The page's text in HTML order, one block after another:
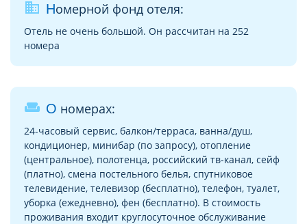
business Номерной фонд отеля:
Отель не очень большой. Он рассчитан на 252
номера
weekend О номерах:
24-часовый сервис, балкон/терраса, ванна/душ,
кондиционер, минибар (по запросу), отопление
(центральное), полотенца, российский тв-канал, сейф
(платно), смена постельного белья, спутниковое
телевидение, телевизор (бесплатно), телефон, туалет,
уборка (ежедневно), фен (бесплатно). В стоимость
проживания входит круглосуточное обслуживание